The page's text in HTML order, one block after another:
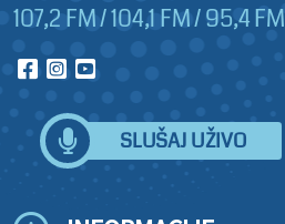
107,2 FM / 104,1 FM / 95,4 FM
SLUŠAJ UŽIVO